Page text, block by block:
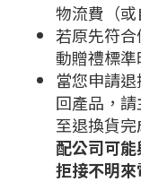
物流費（或
若原先符
動贈禮標
當您申請
回產品，
至退換貨完
配公司可
拒接不明來